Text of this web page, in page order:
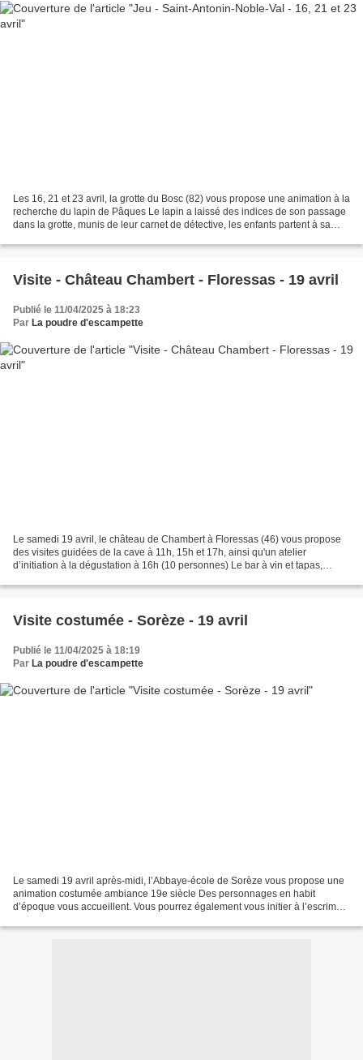
Les 16, 21 et 23 avril, la grotte du Bosc (82) vous propose une animation à la
recherche du lapin de Pâques Le lapin a laissé des indices de son passage
dans la grotte, munis de leur carnet de détective, les enfants partent à sa
Visite - Château Chambert - Floressas - 19 avril
Publié le 11/04/2025 à 18:23
Par La poudre d'escampette
Le samedi 19 avril, le château de Chambert à Floressas (46) vous propose
des visites guidées de la cave à 11h, 15h et 17h, ainsi qu'un atelier
d’initiation à la dégustation à 16h (10 personnes) Le bar à vin et tapas,
Visite costumée - Sorèze - 19 avril
Publié le 11/04/2025 à 18:19
Par La poudre d'escampette
Le samedi 19 avril après-midi, l’Abbaye-école de Sorèze vous propose une
animation costumée ambiance 19e siècle Des personnages en habit
d’époque vous accueillent. Vous pourrez également vous initier à l’escrime